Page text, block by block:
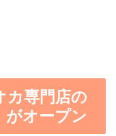
カ専門店の
がオープン